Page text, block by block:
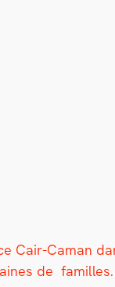
Cair-Caman
de